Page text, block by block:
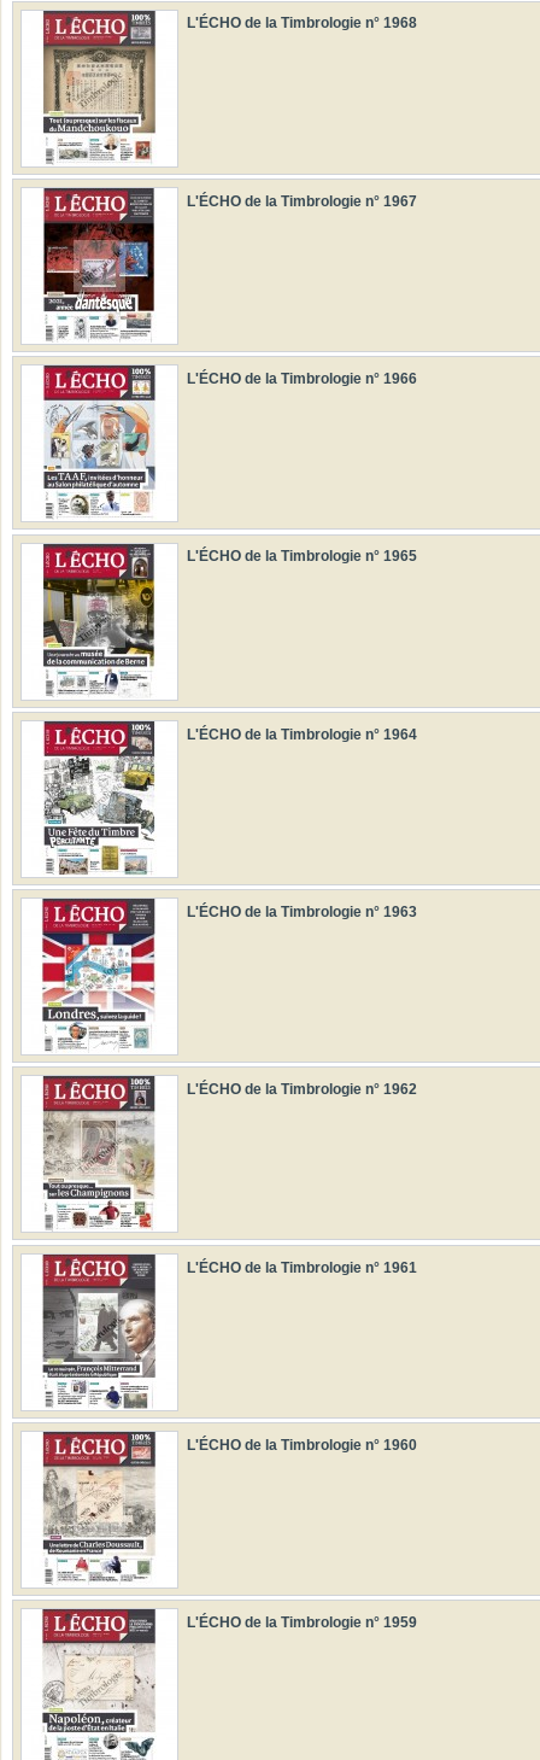
L'ÉCHO de la Timbrologie n° 1968
L'ÉCHO de la Timbrologie n° 1967
L'ÉCHO de la Timbrologie n° 1966
L'ÉCHO de la Timbrologie n° 1965
L'ÉCHO de la Timbrologie n° 1964
L'ÉCHO de la Timbrologie n° 1963
L'ÉCHO de la Timbrologie n° 1962
L'ÉCHO de la Timbrologie n° 1961
L'ÉCHO de la Timbrologie n° 1960
L'ÉCHO de la Timbrologie n° 1959